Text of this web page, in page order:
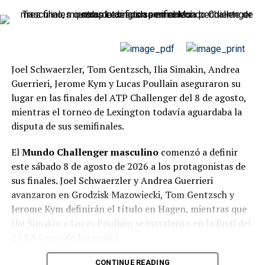
El italiano se agarró a la cancha, empezó a soltar mejor
rival y se apoyó en el empuje del público de la
Philippe
. Desde allí, el partido cambió de clima. Cobolli
ganó cinco de los siguientes seis games, se llevó el
segundo set por 6-4 y equilibró el marcador.
Ese parcial fue el quiebre emocional del encuentro.
“Sentía que podía estar ante la
oportunidad de mi vida”
Después del triunfo, Cobolli explicó que el partido tuvo
dos etapas muy diferentes. El viento fue protagonista en
Joel Schwaerzler, Tom Gentzsch, Ilia Simakin, Andrea
Guerrieri, Jerome Kym y Lucas Poullain aseguraron su
lugar en las finales del ATP Challenger del 8 de agosto,
mientras el torneo de Lexington todavía aguardaba la
disputa de sus semifinales.
ElMundo Challenger masculinocomenzó a definir
este sábado 8 de agosto de 2026 a los protagonistas de
sus finales. Joel Schwaerzler y Andrea Guerrieri
avanzaron en Grodzisk Mazowiecki, Tom Gentzsch y
Jerome Kym definirán el título en Hagen, mientras que
Ilia Simakin y Lucas Poullain se instalaron en la final del
CONTINUE READING